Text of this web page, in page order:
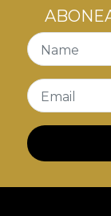
Name
Email